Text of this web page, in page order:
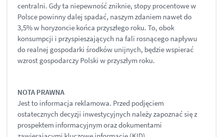
centralni. Gdy ta niepewność zniknie, stopy procentowe w
Polsce powinny dalej spadać, naszym zdaniem nawet do
3,5% w horyzoncie końca przyszłego roku. To, obok
konsumpcji i przyspieszających na fali rosnącego napływu
do realnej gospodarki środków unijnych, będzie wspierać
wzrost gospodarczy Polski w przyszłym roku.
NOTA PRAWNA
Jest to informacja reklamowa. Przed podjęciem
ostatecznych decyzji inwestycyjnych należy zapoznać się z
prospektem informacyjnym oraz dokumentami